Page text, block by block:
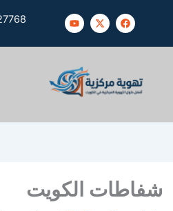
e
X
-
t
w
e
r
Y
o
u
t
66527768
الكويت
مداخن
مطاعم
السالمية
مداخن
مطاعم
حولي
مراوح
طرد
مركزية
مداخن
مطاعم
الكويت
ستائر
هواء
انظمة
التبريد
والتكيف